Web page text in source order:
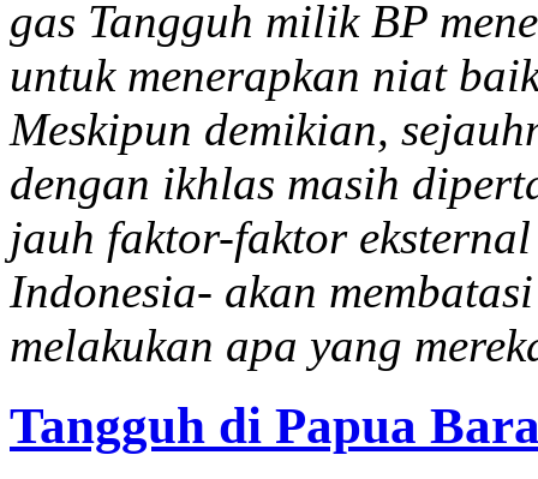
gas Tangguh milik BP
untuk menerapkan niat
Meskipun demikian,
dengan ikhlas masih
jauh faktor-faktor
Indonesia- akan
melakukan apa yang
Tangguh di Papua